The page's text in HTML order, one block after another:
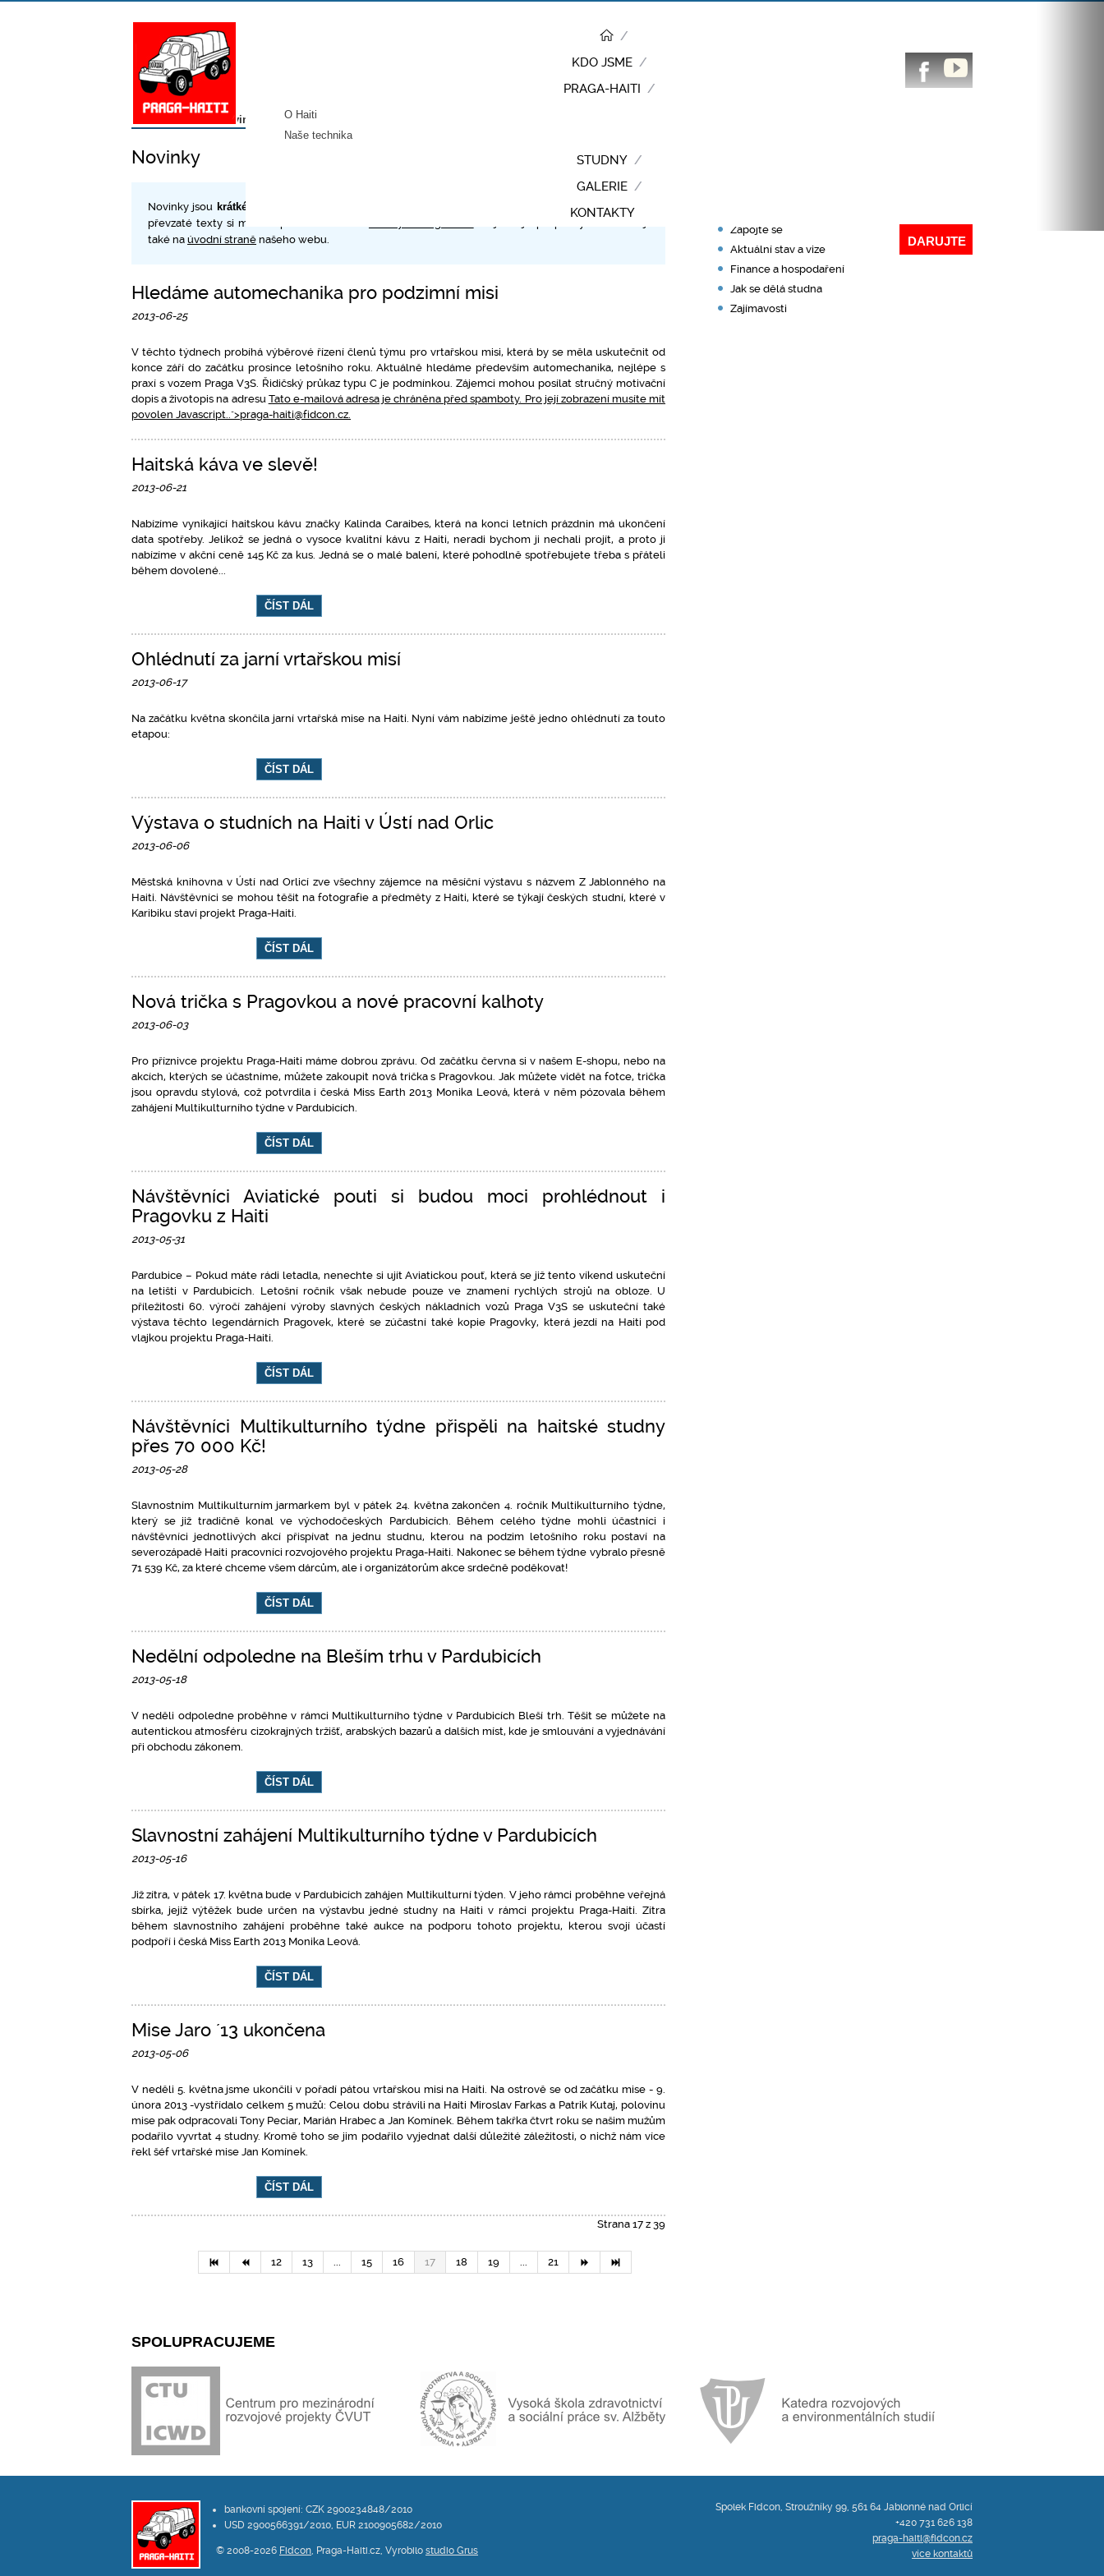
KDO JSME
PRAGA-HAITI
O Haiti
Naše technika
STUDNY
GALERIE
KONTAKTY
DARUJTE
Novinky
Novinky
Novinky jsou krátké zprávy o naší činnosti
. Obsáhlejší vlastní i
převzaté texty si můžete přečíst v rubrice
také na úvodní straně našeho webu.
Hledáme automechanika pro podzimní misi
2013-06-25
V těchto týdnech probíhá výběrové řízení členů týmu pro vrtařskou misi, která by se měla uskutečnit od
konce září do začátku prosince letošního roku. Aktuálně hledáme především automechanika, nejlépe s
praxí s vozem Praga V3S. Řidičský průkaz typu C je podmínkou. Zájemci mohou posílat stručný motivační
dopis a životopis na adresu Tato e-mailová adresa je chráněna před spamboty. Pro její zobrazení musíte mít
povolen Javascript..">praga-haiti@fidcon.cz.
Haitská káva ve slevě!
2013-06-21
Nabízíme vynikající haitskou kávu značky Kalinda Caraibes, která na konci letních prázdnin má ukončení
data spotřeby. Jelikož se jedná o vysoce kvalitní kávu z Haiti, neradi bychom ji nechali projít, a proto ji
nabízíme v akční ceně 145 Kč za kus. Jedná se o malé balení, které pohodlně spotřebujete třeba s přáteli
během dovolené...
ČÍST DÁL
Ohlédnutí za jarní vrtařskou misí
2013-06-17
Na začátku května skončila jarní vrtařská mise na Haiti. Nyní vám nabízíme ještě jedno ohlédnutí za touto
etapou:
ČÍST DÁL
Výstava o studních na Haiti v Ústí nad Orlic
2013-06-06
Městská knihovna v Ústí nad Orlicí zve všechny zájemce na měsíční výstavu s názvem Z Jablonného na
Haiti. Návštěvníci se mohou těšit na fotografie a předměty z Haiti, které se týkají českých studní, které v
Karibiku staví projekt Praga-Haiti.
ČÍST DÁL
Nová trička s Pragovkou a nové pracovní kalhoty
2013-06-03
Pro příznivce projektu Praga-Haiti máme dobrou zprávu. Od začátku června si v našem E-shopu, nebo na
akcích, kterých se účastníme, můžete zakoupit nová trička s Pragovkou. Jak můžete vidět na fotce, trička
jsou opravdu stylová, což potvrdila i česká Miss Earth 2013 Monika Leová, která v něm pózovala během
zahájení Multikulturního týdne v Pardubicích.
ČÍST DÁL
Návštěvníci Aviatické pouti si budou moci prohlédnout i
Pragovku z Haiti
2013-05-31
Pardubice – Pokud máte rádi letadla, nenechte si ujít Aviatickou pouť, která se již tento víkend uskuteční
na letišti v Pardubicích. Letošní ročník však nebude pouze ve znamení rychlých strojů na obloze. U
příležitosti 60. výročí zahájení výroby slavných českých nákladních vozů Praga V3S se uskuteční také
výstava těchto legendárních Pragovek, které se zúčastní také kopie Pragovky, která jezdí na Haiti pod
vlajkou projektu Praga-Haiti.
ČÍST DÁL
Návštěvníci Multikulturního týdne přispěli na haitské studny
přes 70 000 Kč!
2013-05-28
Slavnostním Multikulturním jarmarkem byl v pátek 24. května zakončen 4. ročník Multikulturního týdne,
který se již tradičně konal ve východočeských Pardubicích. Během celého týdne mohli účastníci i
návštěvníci jednotlivých akcí přispívat na jednu studnu, kterou na podzim letošního roku postaví na
severozápadě Haiti pracovníci rozvojového projektu Praga-Haiti. Nakonec se během týdne vybralo přesně
71 539 Kč, za které chceme všem dárcům, ale i organizátorům akce srdečně poděkovat!
ČÍST DÁL
Nedělní odpoledne na Bleším trhu v Pardubicích
2013-05-18
V neděli odpoledne proběhne v rámci Multikulturního týdne v Pardubicích Bleší trh. Těšit se můžete na
autentickou atmosféru cizokrajných tržišť, arabských bazarů a dalších míst, kde je smlouvání a vyjednávání
při obchodu zákonem.
ČÍST DÁL
Slavnostní zahájení Multikulturního týdne v Pardubicích
2013-05-16
Již zítra, v pátek 17. května bude v Pardubicích zahájen Multikulturní týden. V jeho rámci proběhne veřejná
sbírka, jejíž výtěžek bude určen na výstavbu jedné studny na Haiti v rámci projektu Praga-Haiti. Zítra
během slavnostního zahájení proběhne také aukce na podporu tohoto projektu, kterou svojí účastí
podpoří i česká Miss Earth 2013 Monika Leová.
ČÍST DÁL
Mise Jaro ´13 ukončena
2013-05-06
V neděli 5. května jsme ukončili v pořadí pátou vrtařskou misi na Haiti. Na ostrově se od začátku mise - 9.
února 2013 -vystřídalo celkem 5 mužů: Celou dobu strávili na Haiti Miroslav Farkas a Patrik Kutaj, polovinu
mise pak odpracovali Tony Peciar, Marián Hrabec a Jan Komínek. Během takřka čtvrt roku se našim mužům
podařilo vyvrtat 4 studny. Kromě toho se jim podařilo vyjednat další důležité záležitosti, o nichž nám více
řekl šéf vrtařské mise Jan Komínek.
ČÍST DÁL
Strana 17 z 39
12 13 ... 15 16 17 18 19 ... 21
Zapojte se
Aktuální stav a vize
Finance a hospodaření
Jak se dělá studna
Zajímavosti
SPOLUPRACUJEME
bankovní spojení: CZK 2900234848/2010
USD 2900566391/2010, EUR 2100905682/2010
© 2008-2026 Fidcon, Praga-Haiti.cz, Vyrobilo studio Grus
Spolek Fidcon, Stroužníky 99, 561 64 Jablonné nad Orlicí
+420 731 626 138
praga-haiti@fidcon.cz
více kontaktů